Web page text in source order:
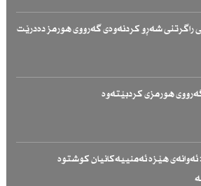
راگرتنی شەڕو كردنەوەی گەرووی هورمز دەدرێت
هورمزی كردبێتەوە
ئەوانەی هێزە ئەمنییەكانیان كوشتوە